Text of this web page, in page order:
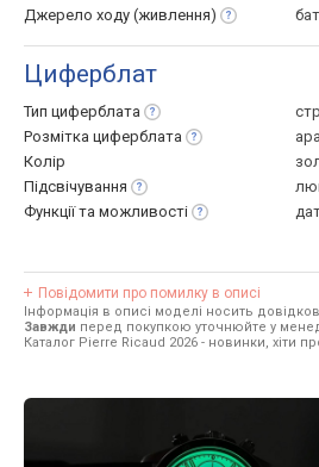
Джерело ходу (живлення)
Циферблат
Тип циферблата
Розмітка циферблата
Колір
Підсвічування
Функції та можливості
Повідомити про помилку в описі
Інформація в описі моделі носить
Завжди перед покупкою уточнюйте у
Каталог Pierre Ricaud 2026 - новинки, хіти